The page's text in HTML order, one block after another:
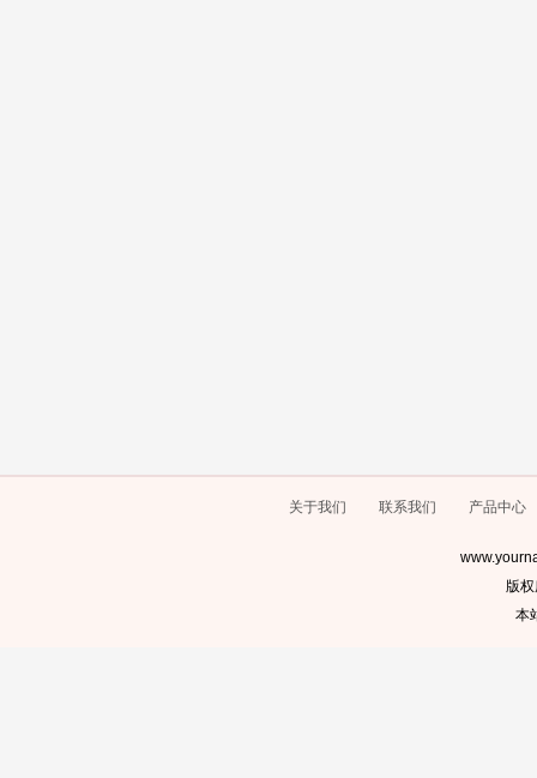
关于我们 联系我们 产品中心
版
本